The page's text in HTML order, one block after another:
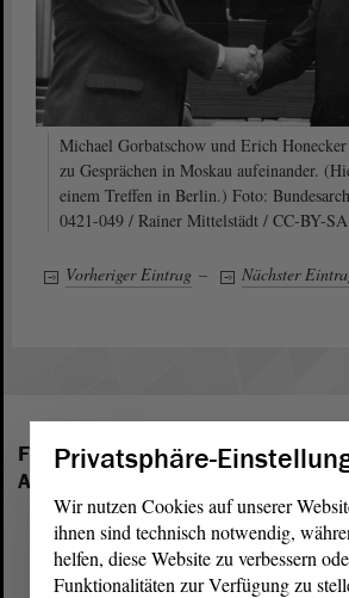
Michael Gorbatschow und Erich
zu Gesprächen in Moskau aufeinander.
einem Treffen in Berlin.) Foto:
0421-049 / Rainer Mittelstädt / CC-BY-
Vorheriger Eintrag – Nächster
Folgende Fraktionen sind im
Anhalt vertreten:
Privatsphäre-
Wir nutzen Cookies auf unserer
ihnen sind technisch notwendig,
helfen, diese Website zu verbessern
Funktionalitäten zur Verfügung zu